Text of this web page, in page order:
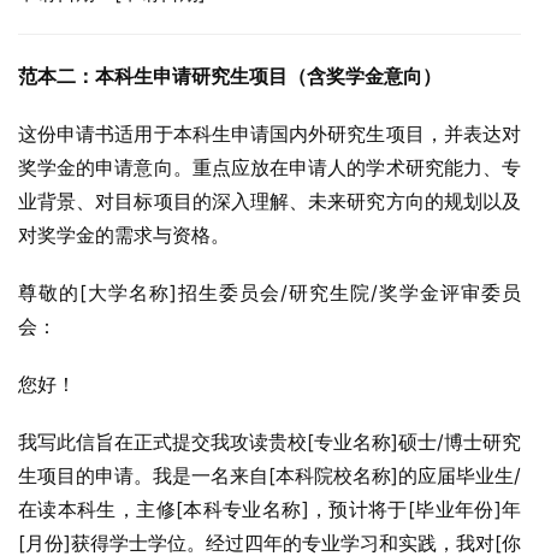
范本二：本科生申请研究生项目（含奖学金意向）
这份申请书适用于本科生申请国内外研究生项目，并表达对
奖学金的申请意向。重点应放在申请人的学术研究能力、专
业背景、对目标项目的深入理解、未来研究方向的规划以及
对奖学金的需求与资格。
尊敬的[大学名称]招生委员会/研究生院/奖学金评审委员
会：
您好！
我写此信旨在正式提交我攻读贵校[专业名称]硕士/博士研究
生项目的申请。我是一名来自[本科院校名称]的应届毕业生/
在读本科生，主修[本科专业名称]，预计将于[毕业年份]年
[月份]获得学士学位。经过四年的专业学习和实践，我对[你